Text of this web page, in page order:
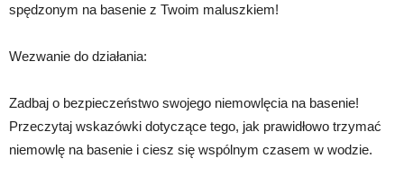
spędzonym na basenie z Twoim maluszkiem!
Wezwanie do działania:
Zadbaj o bezpieczeństwo swojego niemowlęcia na basenie!
Przeczytaj wskazówki dotyczące tego, jak prawidłowo trzymać
niemowlę na basenie i ciesz się wspólnym czasem w wodzie.